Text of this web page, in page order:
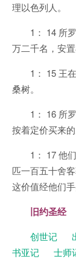
理以色列人。
1： 14 所
万二千名，安
1： 15 王
桑树。
1： 16 所
按着定价买来的
1： 17 他
匹一百五十舍
这价值经他们手
旧约圣经
创世记
书亚记
士师